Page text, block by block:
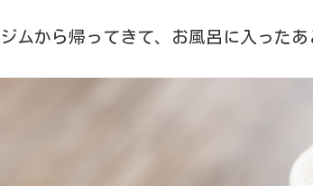
ジムから帰ってきて、お風呂に入った